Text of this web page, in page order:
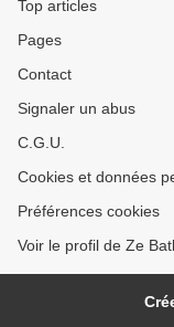
Top articles
Pages
Contact
Signaler un abus
C.G.U.
Cookies et données
Préférences cookies
Voir le profil de Ze